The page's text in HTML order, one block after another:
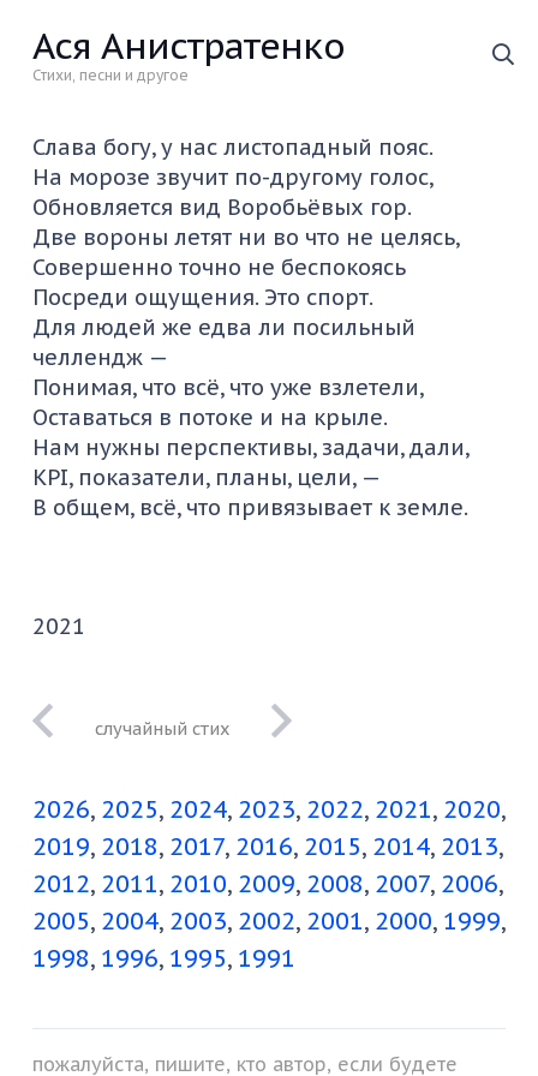
Ася Анистратенко
Стихи, песни и другое
Слава богу, у нас листопадный пояс.
На морозе звучит по-другому голос,
Обновляется вид Воробьёвых гор.
Две вороны летят ни во что не целясь,
Совершенно точно не беспокоясь
Посреди ощущения. Это спорт.
Для людей же едва ли посильный
челлендж —
Понимая, что всё, что уже взлетели,
Оставаться в потоке и на крыле.
Нам нужны перспективы, задачи, дали,
KPI, показатели, планы, цели, —
В общем, всё, что привязывает к земле.
2021
2026 2025 2024 2023 2022 2021 2020
2019 2018 2017 2016 2015 2014 2013
2012 2011 2010 2009 2008 2007 2006
2005 2004 2003 2002 2001 2000 1999
1998 1996 1995 1991
пожалуйста, пишите, кто автор, если будете